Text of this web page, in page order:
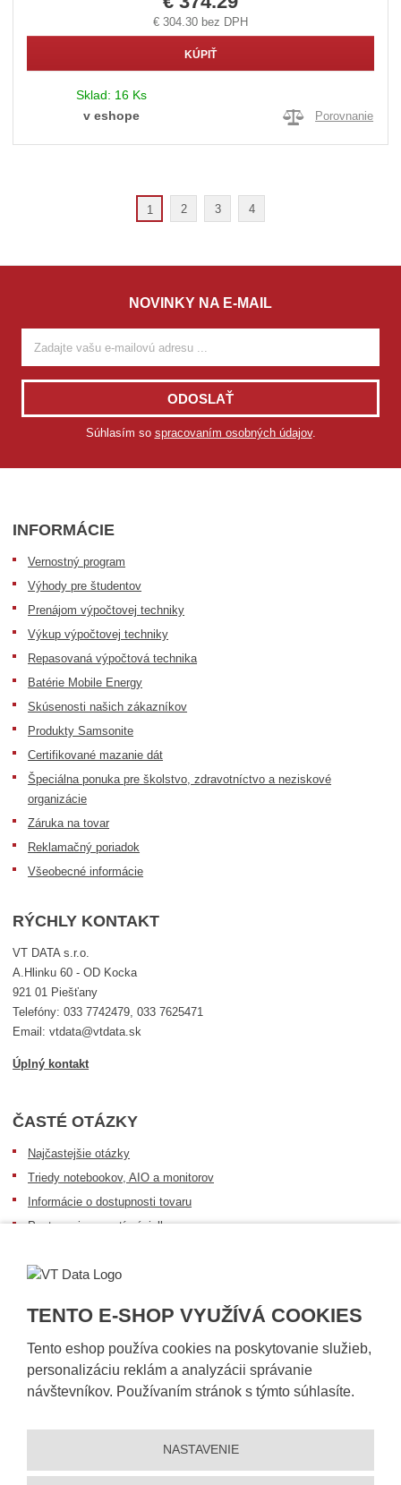
TENTO E-SHOP VYUŽÍVÁ COOKIES
Tento eshop používa cookies na poskytovanie služieb,
personalizáciu reklám a analyzácii správanie
návštevníkov. Používaním stránok s týmto súhlasíte.
NASTAVENIE
€ 304.30 bez DPH
KÚPIŤ
Sklad: 16 Ks
v eshope
Porovnanie
1 2 3 4
NOVINKY NA E-MAIL
ODOSLAŤ
Súhlasím so spracovaním osobných údajov.
INFORMÁCIE
Vernostný program
Výhody pre študentov
Prenájom výpočtovej techniky
Výkup výpočtovej techniky
Repasovaná výpočtová technika
Batérie Mobile Energy
Skúsenosti našich zákazníkov
Produkty Samsonite
Certifikované mazanie dát
Špeciálna ponuka pre školstvo, zdravotníctvo a neziskové
organizácie
Záruka na tovar
Reklamačný poriadok
Všeobecné informácie
RÝCHLY KONTAKT
VT DATA s.r.o.
A.Hlinku 60 - OD Kocka
921 01 Piešťany
Telefóny: 033 7742479, 033 7625471
Email: vtdata@vtdata.sk
Úplný kontakt
ČASTÉ OTÁZKY
Najčastejšie otázky
Triedy notebookov, AIO a monitorov
Informácie o dostupnosti tovaru
Postup pri prevzatí zásielky
Sledovanie zásielok
Vyhlásenie o prístupnosti |Ochrana osobných údajov |Mapa stránky |